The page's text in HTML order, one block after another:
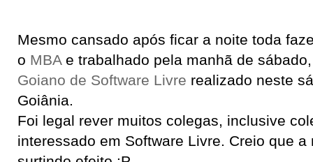
Mesmo cansado após ficar a noite toda
o MBAe trabalhado pela manhã de
Goiano de Software Livre realizado neste
Goiânia.
Foi legal rever muitos colegas, inclusive
interessado em Software Livre. Creio que